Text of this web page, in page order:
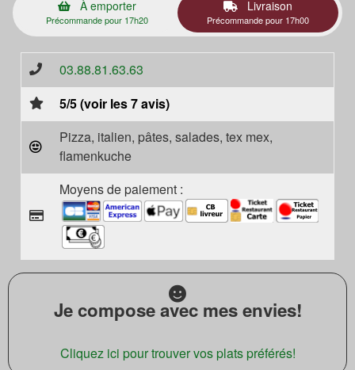
À emporter
Précommande pour 17h20
Livraison
Précommande pour 17h00
03.88.81.63.63
5/5 (voir les 7 avis)
Pizza, italien, pâtes, salades, tex mex,
flamenkuche
Moyens de paiement :
Je compose avec mes envies!
Cliquez ici pour trouver vos plats préférés!